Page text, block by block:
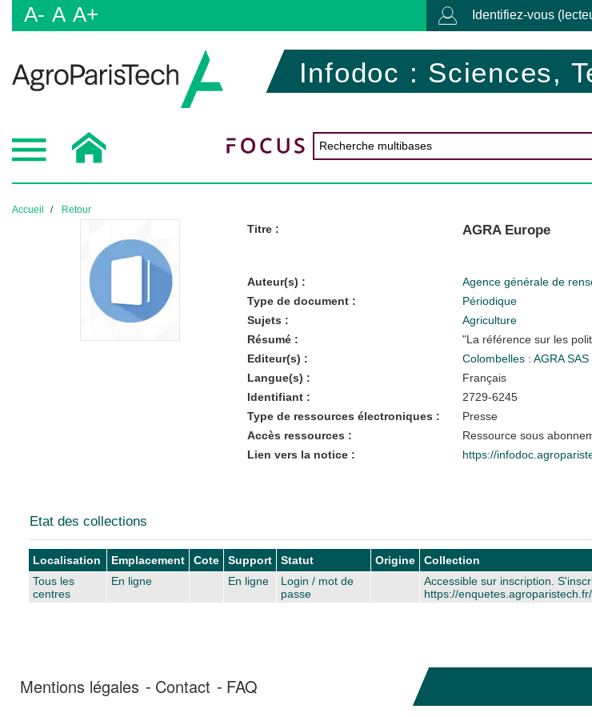
A- A A+ Identifiez-vous
Infodoc : Sciences,
Accueil Retour
Titre : AGRA Europe
Auteur(s) : Agence générale de
Type de document :
Périodique
Sujets :
Agriculture
Résumé :
"La référence sur les
Editeur(s) :
Colombelles : AGRA SAS
Langue(s) :
Français
Identifiant :
2729-6245
Type de ressources électroniques :
Presse
Accès ressources :
Ressource sous
Lien vers la notice :
https://
Etat des collections
Localisation Emplacement Cote Support Statut Origine Collection
Tous les
centres
En ligne En ligne
Login / mot de
passe
Accessible sur inscription.
https://
Mentions légales Contact FAQ